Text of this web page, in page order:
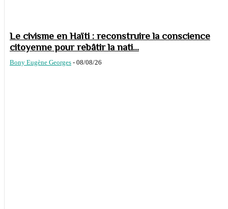
Le civisme en Haïti : reconstruire la conscience
citoyenne pour rebâtir la nati...
Bony Eugène Georges - 08/08/26